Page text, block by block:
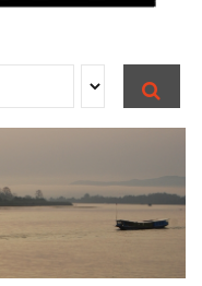
e
c
f
S
E
A
R